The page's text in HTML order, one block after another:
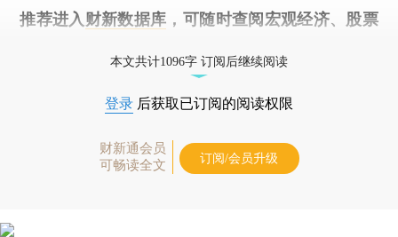
推荐进入 财新数据库 ，可随时查阅宏观经济、股票
本文共计1096字 订阅后继续阅读
登录 后获取已订阅的阅读权限
财新通会员
可畅读全文
订阅/会员升级